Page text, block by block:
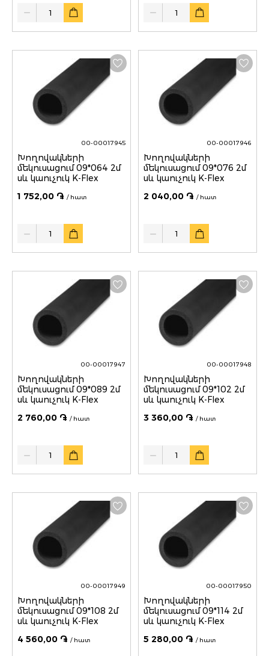
Quantity Quantity
00-00017945
Խողովակների
մեկուսացում 09*064 2մ
սև կաուչուկ K-Flex
1 752,00 ֏ / հատ
00-00017946
Խողովակների
մեկուսացում 09*076 2մ
սև կաուչուկ K-Flex
2 040,00 ֏ / հատ
00-00017947
Խողովակների
մեկուսացում 09*089 2մ
սև կաուչուկ K-Flex
2 760,00 ֏ / հատ
Quantity
00-00017948
Խողովակների
մեկուսացում 09*102 2մ
սև կաուչուկ K-Flex
3 360,00 ֏ / հատ
Quantity
00-00017949
Խողովակների
մեկուսացում 09*108 2մ
սև կաուչուկ K-Flex
4 560,00 ֏ / հատ
00-00017950
Խողովակների
մեկուսացում 09*114 2մ
սև կաուչուկ K-Flex
5 280,00 ֏ / հատ